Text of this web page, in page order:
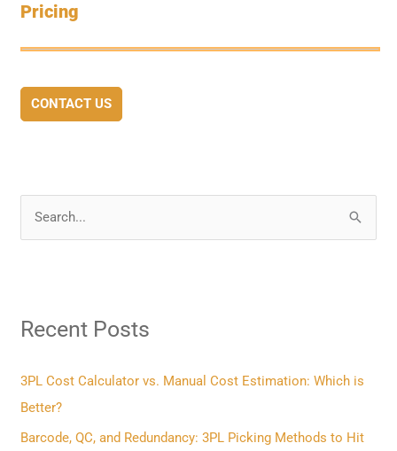
Pricing
CONTACT US
c
f
o
r
Recent Posts
3PL Cost Calculator vs. Manual Cost Estimation: Which is
Better?
Barcode, QC, and Redundancy: 3PL Picking Methods to Hit